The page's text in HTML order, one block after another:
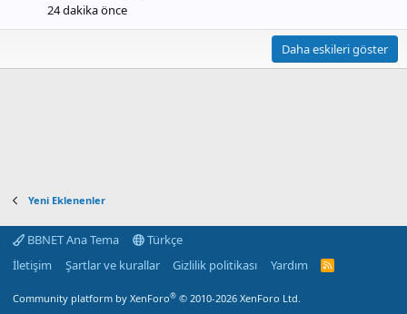
24 dakika önce
Daha eskileri göster
Yeni Eklenenler
BBNET Ana Tema
Türkçe
İletişim
Şartlar ve kurallar Gizlilik politikası Yardım
R
Community platform by XenForo® © 2010-2026 XenForo Ltd.